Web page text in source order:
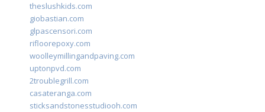
theslushkids.com
giobastian.com
glpascensori.com
rifloorepoxy.com
woolleymillingandpaving.com
uptonpvd.com
2troublegrill.com
casateranga.com
sticksandstonesstudiooh.com